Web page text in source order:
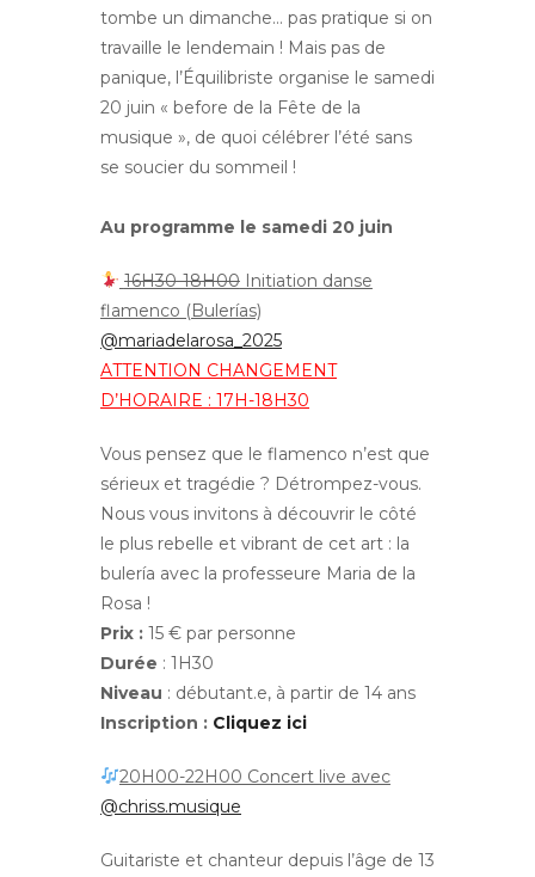
tombe un dimanche… pas pratique si on
travaille le lendemain ! Mais pas de
panique, l’Équilibriste organise le samedi
20 juin « before de la Fête de la
musique », de quoi célébrer l’été sans
se soucier du sommeil !
Au programme le samedi 20 juin
16H30-18H00Initiation danse
flamenco (Bulerías)
@mariadelarosa_2025
ATTENTION CHANGEMENT
D’HORAIRE : 17H-18H30
Vous pensez que le flamenco n’est que
sérieux et tragédie ? Détrompez-vous.
Nous vous invitons à découvrir le côté
le plus rebelle et vibrant de cet art : la
bulería avec la professeure Maria de la
Rosa !
Prix : 15 € par personne
Durée : 1H30
Niveau : débutant.e, à partir de 14 ans
Inscription : Cliquez ici
20H00-22H00 Concert live avec
@chriss.musique
Guitariste et chanteur depuis l’âge de 13